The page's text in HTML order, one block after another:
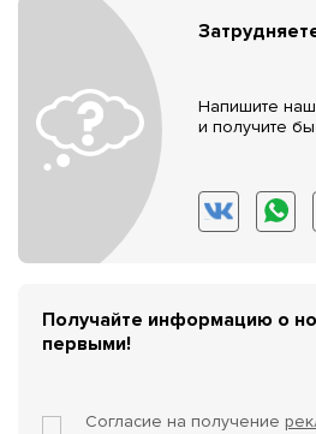
Напишите
и получите
Получайте информацию о
первыми!
Согласие на получение